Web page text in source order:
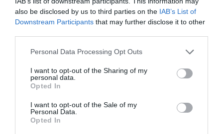
also be disclosed by us to third parties on the IAB’s List of
Downstream Participants that may further disclose it to other
Personal Data Processing Opt Outs
I want to opt-out of the Sharing of my
personal data.
Opted In
I want to opt-out of the Sale of my
Personal Data.
Opted In
Ακολουθήστε το Culturenow.gr στο Google News
μάθετε πρώτοι όλες τις ειδήσεις
Πολιτισμό στοCulturenow.gr
Νέοι Διαγωνισμοί
Tags
ΒΑΣΙΛΗΣ ΤΣΑΜΠΡΟΠΟΥΛΟΣ